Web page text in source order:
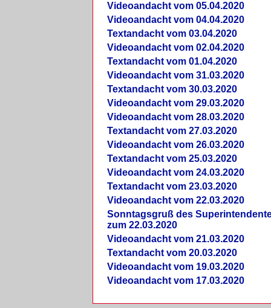
Videoandacht vom 05.04.2020
Videoandacht vom 04.04.2020
Textandacht vom 03.04.2020
Videoandacht vom 02.04.2020
Textandacht vom 01.04.2020
Videoandacht vom 31.03.2020
Textandacht vom 30.03.2020
Videoandacht vom 29.03.2020
Videoandacht vom 28.03.2020
Textandacht vom 27.03.2020
Videoandacht vom 26.03.2020
Textandacht vom 25.03.2020
Videoandacht vom 24.03.2020
Textandacht vom 23.03.2020
Videoandacht vom 22.03.2020
Sonntagsgruß des
zum 22.03.2020
Videoandacht vom 21.03.2020
Textandacht vom 20.03.2020
Videoandacht vom 19.03.2020
Videoandacht vom 17.03.2020